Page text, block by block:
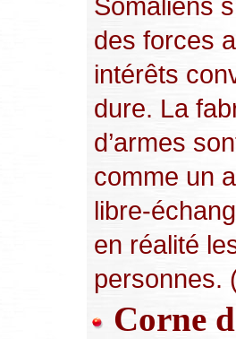
des forces
intérêts
dure. La
d’armes
comme un
libre-
en réalité
personnes.
Corne